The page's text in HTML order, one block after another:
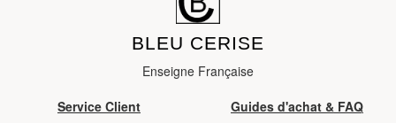
BLEU CERISE
Enseigne Française
Service Client
Guides d'achat & FAQ